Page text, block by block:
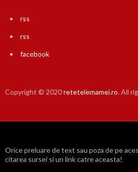
rss
rss
facebook
Copyright © 2020retetelemamei.ro. All
Orice preluare de text sau poza de pe
citarea sursei si un link catre aceasta!